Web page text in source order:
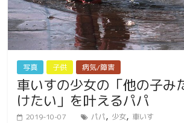
写真 子供 病気/障害
車いすの少女の「他の子み
けたい」を叶えるパパ
2019-10-07 パパ, 少女, 車いす